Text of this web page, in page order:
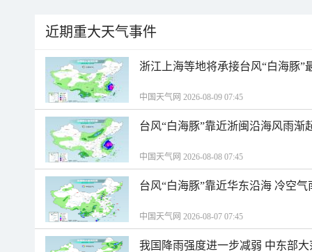
近期重大天气事件
浙江上海等地将承接台风“白海豚”
中国天气网 2026-08-09 07:45
台风“白海豚”靠近浙闽沿海风雨渐
中国天气网 2026-08-08 07:45
台风“白海豚”靠近华东沿海 冷空
中国天气网 2026-08-07 07:45
我国降雨强度进一步减弱 中东部